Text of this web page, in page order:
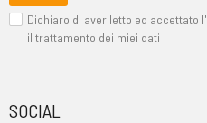
Dichiaro di aver letto ed accettato l'
il trattamento dei miei dati
SOCIAL